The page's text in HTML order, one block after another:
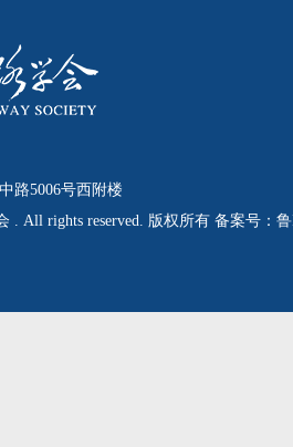
路5006号西附楼
. All rights reserved. 版权所有 备案号：鲁